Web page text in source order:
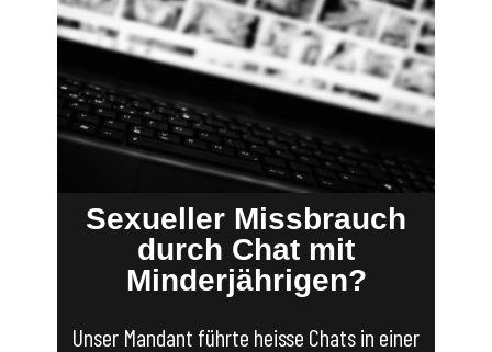
Sexueller Missbrauch
durch Chat mit
Minderjährigen?
Unser Mandant führte heisse Chats in einer